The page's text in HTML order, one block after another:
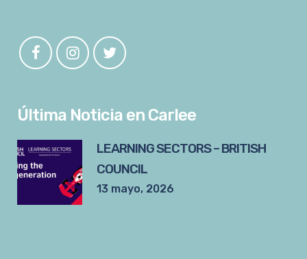
Última Noticia en Carlee
LEARNING SECTORS – BRITISH
COUNCIL
13 mayo, 2026